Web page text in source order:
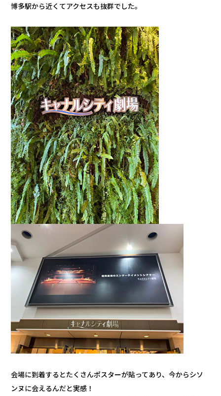
博多駅から近くてアクセスも抜群でした。
会場に到着するとたくさんポスターが貼ってあり、今からシソ
ンヌに会えるんだと実感！